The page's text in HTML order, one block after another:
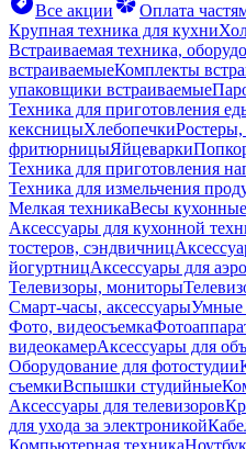
Все акции
Оплата
Крупная техника для кухни
Встраиваемая техника,
встраиваемыеКомплекты
упаковщики встраиваемые
Техника для приготовления
кексницыХлебопечки
фритюрницыЯйцеварки
Техника для приготовления
Техника для измельчения
Мелкая техникаВесы
Аксессуары для кухонной
тостеров, сэндвичниц
йогуртницАксессуары для
Телевизоры, мониторы
Смарт-часы, аксессуарыУмные
Фото, видеосъемка
видеокамерАксессуары для
Оборудование для фотостудии
съемкиВспышки студийные
Аксессуары для телевизоров
для ухода за электроникой
Компьютерная техника